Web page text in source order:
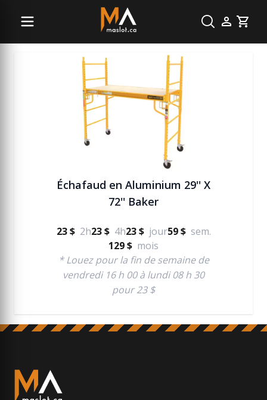
Cart
Échelle et échafaudage
Échafaud en Aluminium 29'' X
72'' Baker
23 $ 2h23 $ 4h23 $ jour59 $ sem.
129 $ mois
* Louez pour la fin de semaine de
vendredi 16 h 00 à lundi 08 h 30
pour 23 $